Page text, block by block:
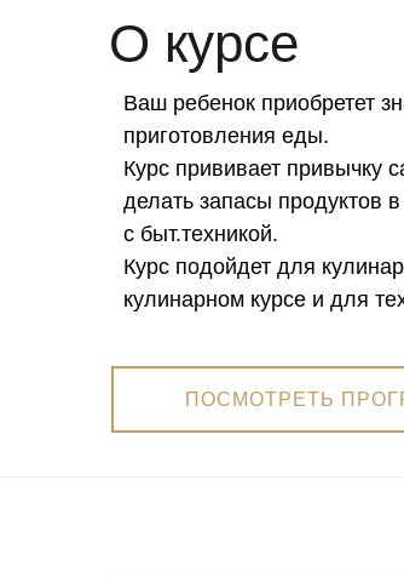
О курсе
Ваш ребенок приобретет
приготовления еды.
Курс прививает привычку
делать запасы продуктов
с быт.техникой.
Курс подойдет для
кулинарном курсе и для
ПОСМОТРЕТЬ